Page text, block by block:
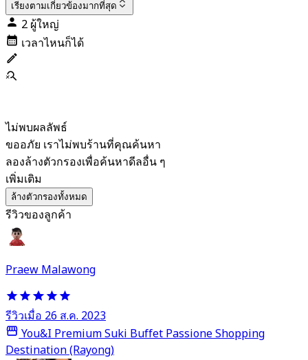
เรียงตามเกี่ยวข้องมากที่สุด
2 ผู้ใหญ่
เวลาไหนก็ได้
ไม่พบผลลัพธ์
ขออภัย เราไม่พบร้านที่คุณค้นหา
ลองล้างตัวกรองเพื่อค้นหาดีลอื่น ๆ
เพิ่มเติม
ล้างตัวกรองทั้งหมด
รีวิวของลูกค้า
Praew Malawong
รีวิวเมื่อ 26 ส.ค. 2023
You&I Premium Suki Buffet Passione Shopping
Destination (Rayong)